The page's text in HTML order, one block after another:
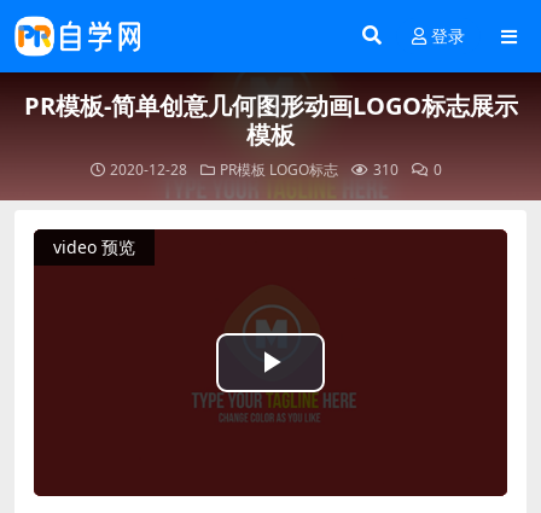
登录
PR模板-简单创意几何图形动画LOGO标志展示
模板
2020-12-28 PR模板 LOGO标志 310 0
video 预览
Play